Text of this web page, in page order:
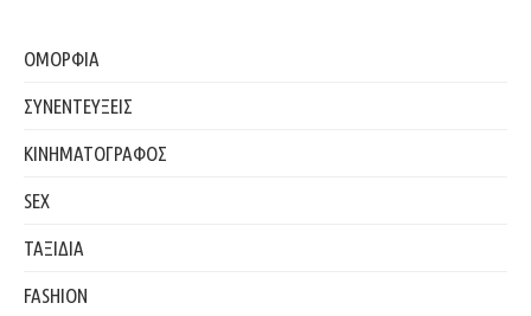
ΟΜΟΡΦΙΑ
ΣΥΝΕΝΤΕΥΞΕΙΣ
ΚΙΝΗΜΑΤΟΓΡΑΦΟΣ
SEX
ΤΑΞΙΔΙΑ
FASHION